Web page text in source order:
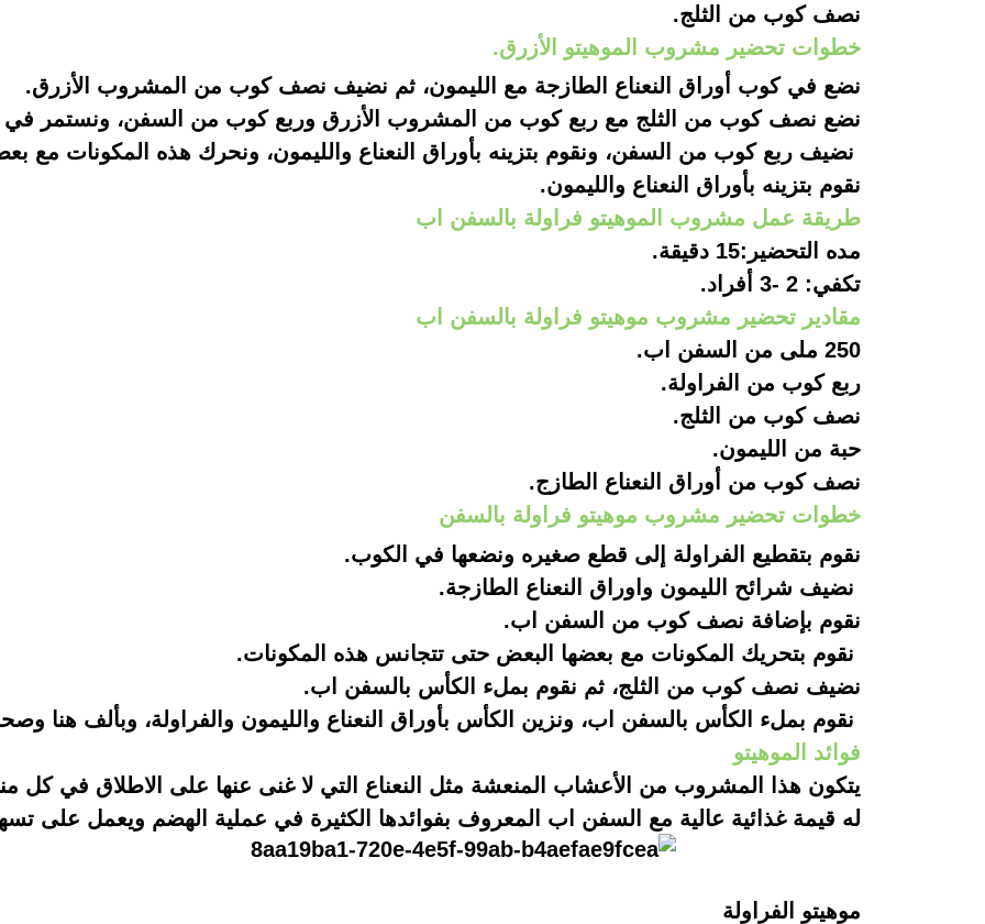
نصف كوب من الثلج.
خطوات تحضير مشروب الموهيتو الأزرق.
نضع في كوب أوراق النعناع الطازجة مع الليمون، ثم نضيف نصف كوب من المشروب الأزرق.
نضع نصف كوب من الثلج مع ربع كوب من المشروب الأزرق وربع كوب من السفن، ونستمر في
نضيف ربع كوب من السفن، ونقوم بتزينه بأوراق النعناع والليمون، ونحرك هذه المكونات مع
نقوم بتزينه بأوراق النعناع والليمون.
طريقة عمل مشروب الموهيتو فراولة بالسفن اب
مده التحضير:15 دقيقة.
تكفي: 2 -3 أفراد.
مقادير تحضير مشروب موهيتو فراولة بالسفن اب
250 ملى من السفن اب.
ربع كوب من الفراولة.
نصف كوب من الثلج.
حبة من الليمون.
نصف كوب من أوراق النعناع الطازج.
خطوات تحضير مشروب موهيتو فراولة بالسفن
نقوم بتقطيع الفراولة إلى قطع صغيره ونضعها في الكوب.
نضيف شرائح الليمون واوراق النعناع الطازجة.
نقوم بإضافة نصف كوب من السفن اب.
نقوم بتحريك المكونات مع بعضها البعض حتى تتجانس هذه المكونات.
نضيف نصف كوب من الثلج، ثم نقوم بملء الكأس بالسفن اب.
نقوم بملء الكأس بالسفن اب، ونزين الكأس بأوراق النعناع والليمون والفراولة، وبألف هنا
فوائد الموهيتو
يتكون هذا المشروب من الأعشاب المنعشة مثل النعناع التي لا غنى عنها على الاطلاق في كل
له قيمة غذائية عالية مع السفن اب المعروف بفوائدها الكثيرة في عملية الهضم ويعمل على
موهيتو الفراولة